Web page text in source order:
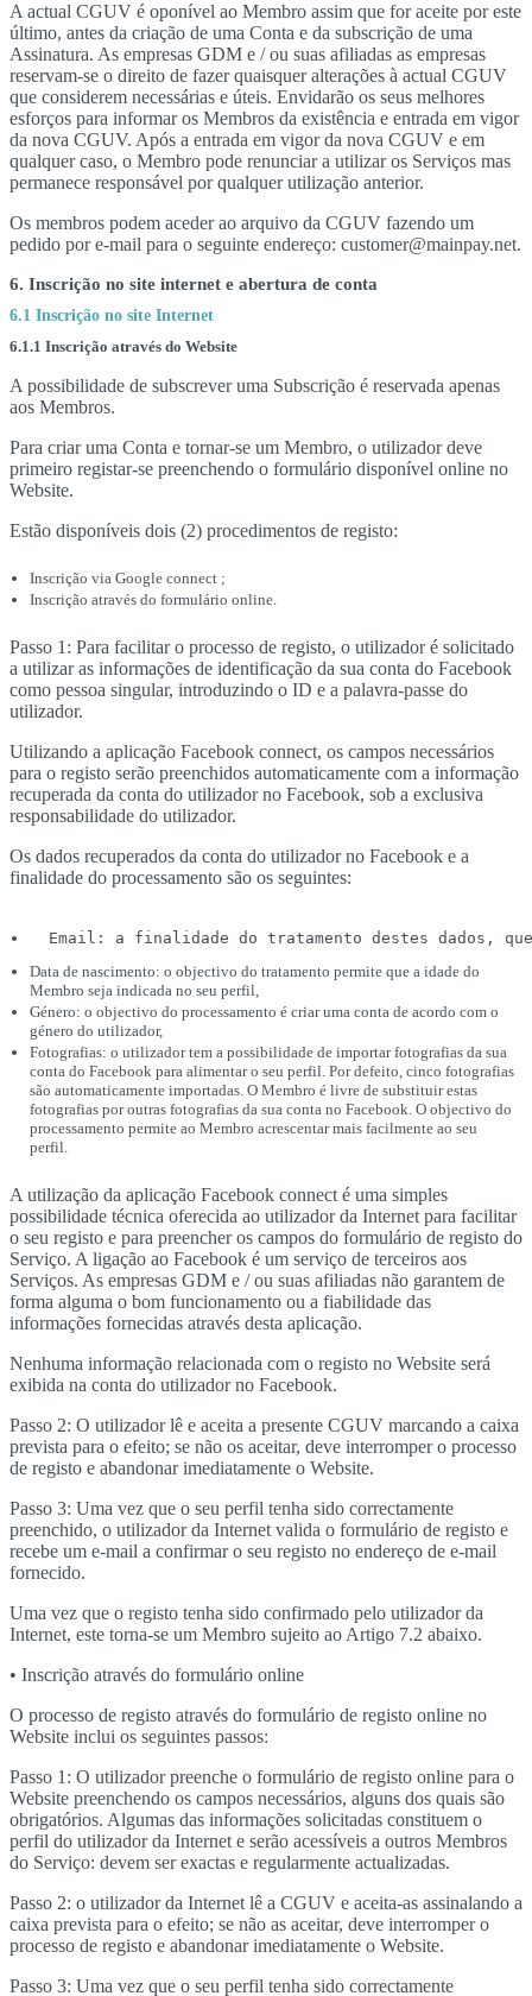
A actual CGUV é oponível ao Membro assim que for aceite por este
último, antes da criação de uma Conta e da subscrição de uma
Assinatura. As empresas GDM e / ou suas afiliadas as empresas
reservam-se o direito de fazer quaisquer alterações à actual CGUV
que considerem necessárias e úteis. Envidarão os seus melhores
esforços para informar os Membros da existência e entrada em vigor
da nova CGUV. Após a entrada em vigor da nova CGUV e em
qualquer caso, o Membro pode renunciar a utilizar os Serviços mas
permanece responsável por qualquer utilização anterior.
Os membros podem aceder ao arquivo da CGUV fazendo um
pedido por e-mail para o seguinte endereço: customer@mainpay.net.
6. Inscrição no site internet e abertura de conta
6.1 Inscrição no site Internet
6.1.1 Inscrição através do Website
A possibilidade de subscrever uma Subscrição é reservada apenas
aos Membros.
Para criar uma Conta e tornar-se um Membro, o utilizador deve
primeiro registar-se preenchendo o formulário disponível online no
Website.
Estão disponíveis dois (2) procedimentos de registo:
Inscrição via Google connect ;
Inscrição através do formulário online.
Passo 1: Para facilitar o processo de registo, o utilizador é solicitado
a utilizar as informações de identificação da sua conta do Facebook
como pessoa singular, introduzindo o ID e a palavra-passe do
utilizador.
Utilizando a aplicação Facebook connect, os campos necessários
para o registo serão preenchidos automaticamente com a informação
recuperada da conta do utilizador no Facebook, sob a exclusiva
responsabilidade do utilizador.
Os dados recuperados da conta do utilizador no Facebook e a
finalidade do processamento são os seguintes:
Email: a finalidade do tratamento destes dados,
Data de nascimento: o objectivo do tratamento permite que a idade do
Membro seja indicada no seu perfil,
Género: o objectivo do processamento é criar uma conta de acordo com o
género do utilizador,
Fotografias: o utilizador tem a possibilidade de importar fotografias da sua
conta do Facebook para alimentar o seu perfil. Por defeito, cinco fotografias
são automaticamente importadas. O Membro é livre de substituir estas
fotografias por outras fotografias da sua conta no Facebook. O objectivo do
processamento permite ao Membro acrescentar mais facilmente ao seu
perfil.
A utilização da aplicação Facebook connect é uma simples
possibilidade técnica oferecida ao utilizador da Internet para facilitar
o seu registo e para preencher os campos do formulário de registo do
Serviço. A ligação ao Facebook é um serviço de terceiros aos
Serviços. As empresas GDM e / ou suas afiliadas não garantem de
forma alguma o bom funcionamento ou a fiabilidade das
informações fornecidas através desta aplicação.
Nenhuma informação relacionada com o registo no Website será
exibida na conta do utilizador no Facebook.
Passo 2: O utilizador lê e aceita a presente CGUV marcando a caixa
prevista para o efeito; se não os aceitar, deve interromper o processo
de registo e abandonar imediatamente o Website.
Passo 3: Uma vez que o seu perfil tenha sido correctamente
preenchido, o utilizador da Internet valida o formulário de registo e
recebe um e-mail a confirmar o seu registo no endereço de e-mail
fornecido.
Uma vez que o registo tenha sido confirmado pelo utilizador da
Internet, este torna-se um Membro sujeito ao Artigo 7.2 abaixo.
• Inscrição através do formulário online
O processo de registo através do formulário de registo online no
Website inclui os seguintes passos:
Passo 1: O utilizador preenche o formulário de registo online para o
Website preenchendo os campos necessários, alguns dos quais são
obrigatórios. Algumas das informações solicitadas constituem o
perfil do utilizador da Internet e serão acessíveis a outros Membros
do Serviço: devem ser exactas e regularmente actualizadas.
Passo 2: o utilizador da Internet lê a CGUV e aceita-as assinalando a
caixa prevista para o efeito; se não as aceitar, deve interromper o
processo de registo e abandonar imediatamente o Website.
Passo 3: Uma vez que o seu perfil tenha sido correctamente